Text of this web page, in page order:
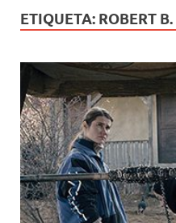
ETIQUETA: ROBERT